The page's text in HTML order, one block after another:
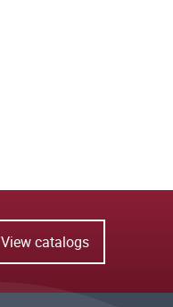
View catalogs